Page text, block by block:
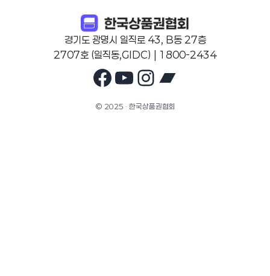
경기도 광명시 일직로 43, B동 27층
2707호 (일직동,GIDC) | 1800-2434
Facebook
YouTube
Instagram
© 2025 · 한국상품권협회